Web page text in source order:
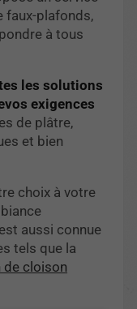
faux-plafonds,
à tous
les solutions
exigences
de plâtre,
et bien
choix à votre
aussi connue
tels que la
cloison